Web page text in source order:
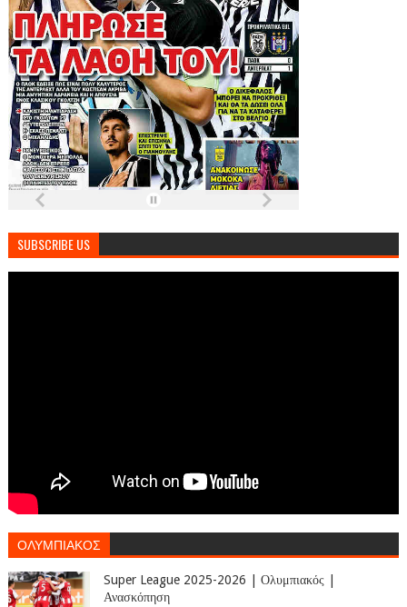
SUBSCRIBE US
ΟΛΥΜΠΙΑΚΟΣ
Super League 2025-2026 | Ολυμπιακός |
Ανασκόπηση